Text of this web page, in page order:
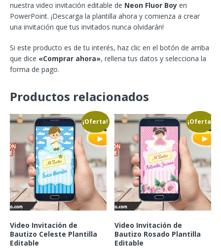
nuestra video invitación editable de Neon Fluor Boy en
PowerPoint. ¡Descarga la plantilla ahora y comienza a crear
una invitación que tus invitados nunca olvidarán!
Si este producto es de tu interés, haz clic en el botón de arriba
que dice «Comprar ahora», rellena tus datos y selecciona la
forma de pago.
Productos relacionados
¡Oferta!
Video Invitación de
Bautizo Celeste Plantilla
Editable
¡Oferta!
Video Invitación de
Bautizo Rosado Plantilla
Editable